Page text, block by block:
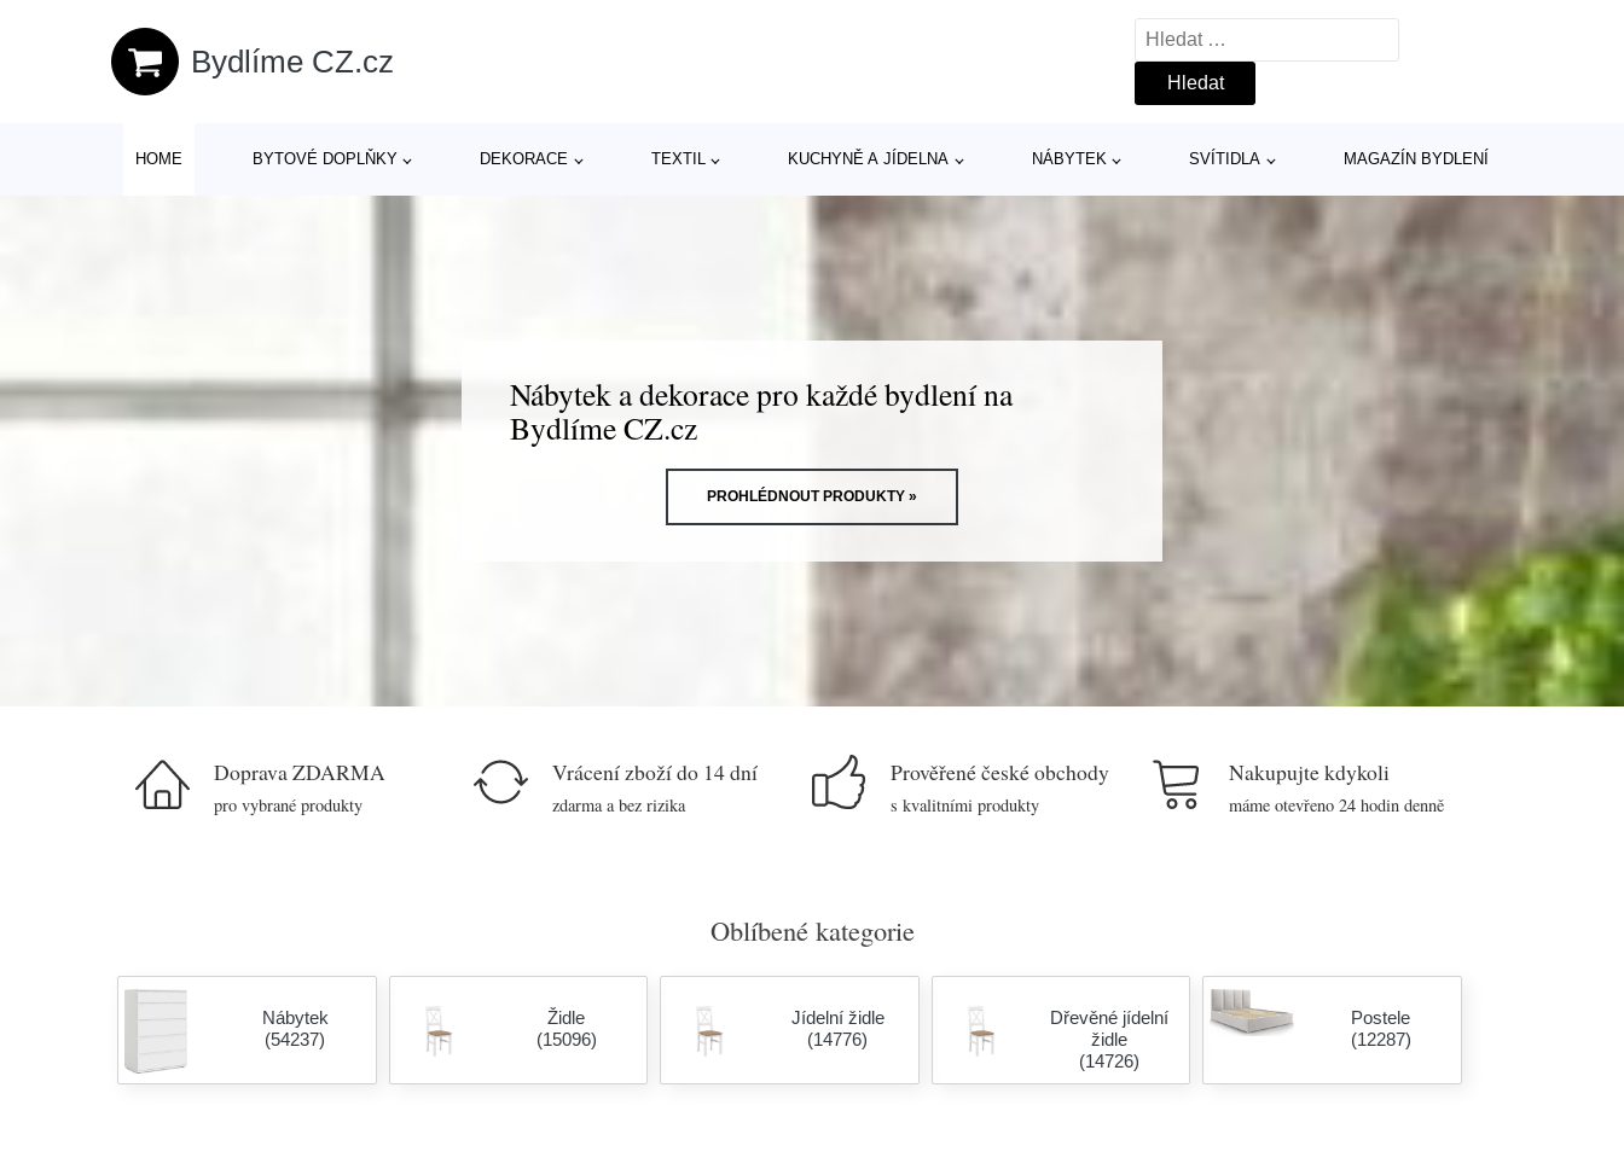
Bydlíme CZ.cz
Vyhledávání
HOME BYTOVÉ DOPLŇKY DEKORACE TEXTIL KUCHYNĚ A JÍDELNA NÁBYTEK SVÍTIDLA MAGAZÍN BYDLENÍ
Nábytek a dekorace pro každé bydlení na
Bydlíme CZ.cz
PROHLÉDNOUT PRODUKTY »
Doprava ZDARMA
pro vybrané produkty
Vrácení zboží do 14 dní
zdarma a bez rizika
Prověřené české obchody
s kvalitními produkty
Nakupujte kdykoli
máme otevřeno 24 hodin denně
Oblíbené kategorie
Nábytek
(54237)
Židle
(15096)
Jídelní židle
(14776)
Dřevěné jídelní
židle
(14726)
Postele
(12287)